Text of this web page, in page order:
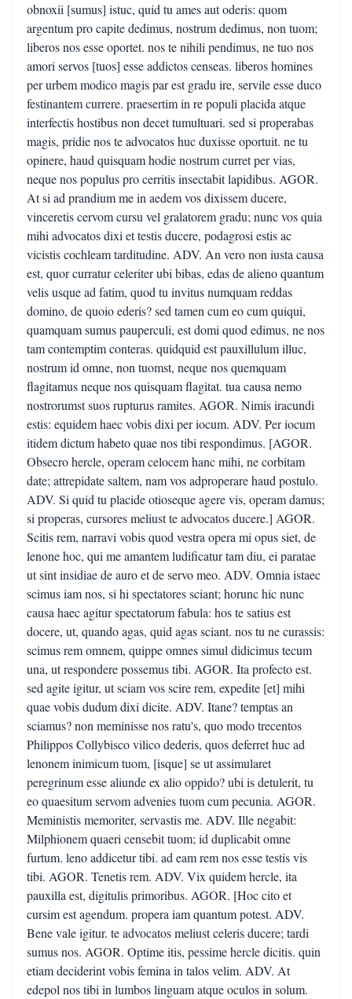
obnoxii [sumus] istuc, quid tu ames aut oderis: quom
argentum pro capite dedimus, nostrum dedimus, non tuom;
liberos nos esse oportet. nos te nihili pendimus, ne tuo nos
amori servos [tuos] esse addictos censeas. liberos homines
per urbem modico magis par est gradu ire, servile esse duco
festinantem currere. praesertim in re populi placida atque
interfectis hostibus non decet tumultuari. sed si properabas
magis, pridie nos te advocatos huc duxisse oportuit. ne tu
opinere, haud quisquam hodie nostrum curret per vias,
neque nos populus pro cerritis insectabit lapidibus. AGOR.
At si ad prandium me in aedem vos dixissem ducere,
vinceretis cervom cursu vel gralatorem gradu; nunc vos quia
mihi advocatos dixi et testis ducere, podagrosi estis ac
vicistis cochleam tarditudine. ADV. An vero non iusta causa
est, quor curratur celeriter ubi bibas, edas de alieno quantum
velis usque ad fatim, quod tu invitus numquam reddas
domino, de quoio ederis? sed tamen cum eo cum quiqui,
quamquam sumus pauperculi, est domi quod edimus, ne nos
tam contemptim conteras. quidquid est pauxillulum illuc,
nostrum id omne, non tuomst, neque nos quemquam
flagitamus neque nos quisquam flagitat. tua causa nemo
nostrorumst suos rupturus ramites. AGOR. Nimis iracundi
estis: equidem haec vobis dixi per iocum. ADV. Per iocum
itidem dictum habeto quae nos tibi respondimus. [AGOR.
Obsecro hercle, operam celocem hanc mihi, ne corbitam
date; attrepidate saltem, nam vos adproperare haud postulo.
ADV. Si quid tu placide otioseque agere vis, operam damus;
si properas, cursores meliust te advocatos ducere.] AGOR.
Scitis rem, narravi vobis quod vestra opera mi opus siet, de
lenone hoc, qui me amantem ludificatur tam diu, ei paratae
ut sint insidiae de auro et de servo meo. ADV. Omnia istaec
scimus iam nos, si hi spectatores sciant; horunc hic nunc
causa haec agitur spectatorum fabula: hos te satius est
docere, ut, quando agas, quid agas sciant. nos tu ne curassis:
scimus rem omnem, quippe omnes simul didicimus tecum
una, ut respondere possemus tibi. AGOR. Ita profecto est.
sed agite igitur, ut sciam vos scire rem, expedite [et] mihi
quae vobis dudum dixi dicite. ADV. Itane? temptas an
sciamus? non meminisse nos ratu's, quo modo trecentos
Philippos Collybisco vilico dederis, quos deferret huc ad
lenonem inimicum tuom, [isque] se ut assimularet
peregrinum esse aliunde ex alio oppido? ubi is detulerit, tu
eo quaesitum servom advenies tuom cum pecunia. AGOR.
Meministis memoriter, servastis me. ADV. Ille negabit:
Milphionem quaeri censebit tuom; id duplicabit omne
furtum. leno addicetur tibi. ad eam rem nos esse testis vis
tibi. AGOR. Tenetis rem. ADV. Vix quidem hercle, ita
pauxilla est, digitulis primoribus. AGOR. [Hoc cito et
cursim est agendum. propera iam quantum potest. ADV.
Bene vale igitur. te advocatos meliust celeris ducere; tardi
sumus nos. AGOR. Optime itis, pessime hercle dicitis. quin
etiam deciderint vobis femina in talos velim. ADV. At
edepol nos tibi in lumbos linguam atque oculos in solum.